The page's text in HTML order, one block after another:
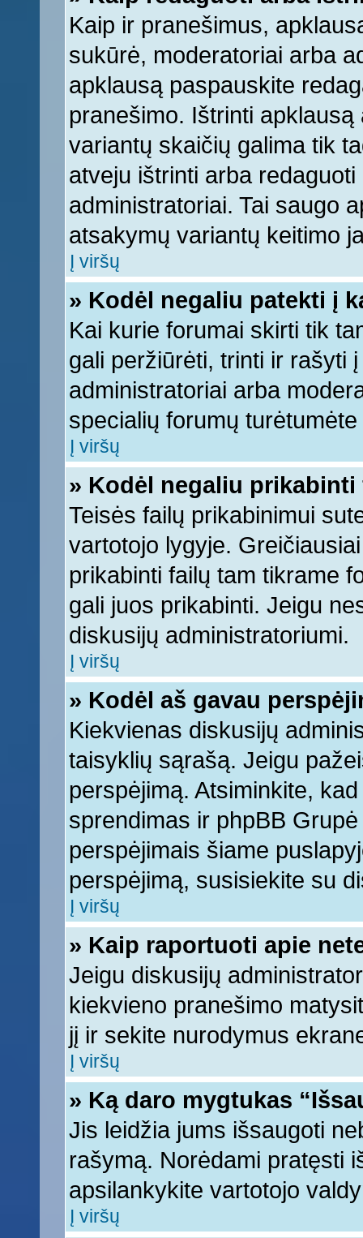
Kaip ir pranešimus,
sukūrė, moderatoriai arba
apklausą paspauskite
pranešimo. Ištrinti
variantų skaičių galima tik
atveju ištrinti arba
administratoriai. Tai saugo
atsakymų variantų keitimo
Į viršų
» Kodėl negaliu patekti į
Kai kurie forumai skirti tik
gali peržiūrėti, trinti ir rašyti
administratoriai arba
specialių forumų
Į viršų
» Kodėl negaliu prikabinti
Teisės failų prikabinimui
vartotojo lygyje.
prikabinti failų tam tikrame
gali juos prikabinti. Jeigu
diskusijų administratoriumi.
Į viršų
» Kodėl aš gavau
Kiekvienas diskusijų
taisyklių sąrašą. Jeigu
perspėjimą. Atsiminkite,
sprendimas ir phpBB
perspėjimais šiame
perspėjimą, susisiekite su
Į viršų
» Kaip raportuoti apie
Jeigu diskusijų
kiekvieno pranešimo
jį ir sekite nurodymus
Į viršų
» Ką daro mygtukas
Jis leidžia jums išsaugoti
rašymą. Norėdami pratęsti
apsilankykite vartotojo
Į viršų